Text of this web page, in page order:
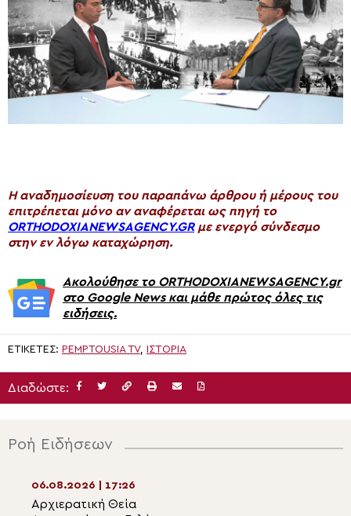
H αναδημοσίευση του παραπάνω άρθρου ή μέρους του
επιτρέπεται μόνο αν αναφέρεται ως πηγή το
ORTHODOXIANEWSAGENCY.GRμε ενεργό σύνδεσμο
στην εν λόγω καταχώρηση.
Ακολούθησε το ORTHODOXIANEWSAGENCY.gr
στο Google News και μάθε πρώτος όλες τις
ειδήσεις.
ΕΤΙΚΈΤΕΣ: PEMPTOUSIA TV, ΙΣΤΟΡΊΑ
Διαδώστε:
Ροή Ειδήσεων
06.08.2026 | 17:26
Αρχιερατική Θεία